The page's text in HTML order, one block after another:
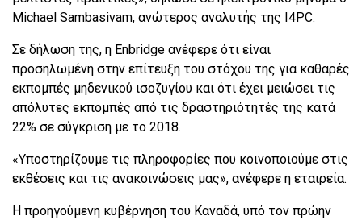
Michael Sambasivam, ανώτερος αναλυτής της I4PC.
Σε δήλωση της, η Enbridge ανέφερε ότι είναι
προσηλωμένη στην επίτευξη του στόχου της για καθαρές
εκπομπές μηδενικού ισοζυγίου και ότι έχει μειώσει τις
απόλυτες εκπομπές από τις δραστηριότητές της κατά
22% σε σύγκριση με το 2018.
«Υποστηρίζουμε τις πληροφορίες που κοινοποιούμε στις
εκθέσεις και τις ανακοινώσεις μας», ανέφερε η εταιρεία.
Η προηγούμενη κυβέρνηση του Καναδά, υπό τον πρώην